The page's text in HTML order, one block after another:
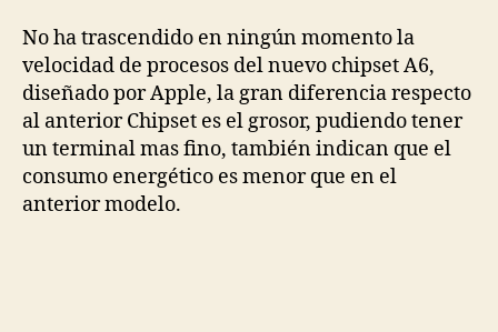
No ha trascendido en ningún momento la
velocidad de procesos del nuevo chipset A6,
diseñado por Apple, la gran diferencia respecto
al anterior Chipset es el grosor, pudiendo tener
un terminal mas fino, también indican que el
consumo energético es menor que en el
anterior modelo.